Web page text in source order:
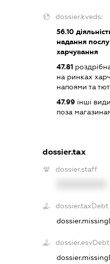
dossier.kveds:
56.10
надання
харчування
47.81роздрібна
на ринках
напоями та
47.99інші види
поза
dossier.tax
dossier.staff
dossier.taxDebt
dossier.esvDebt